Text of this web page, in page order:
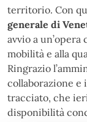
territorio. Con
generale di
avvio a
mobilità e alla
Ringrazio
collaborazione
tracciato, che
disponibilità